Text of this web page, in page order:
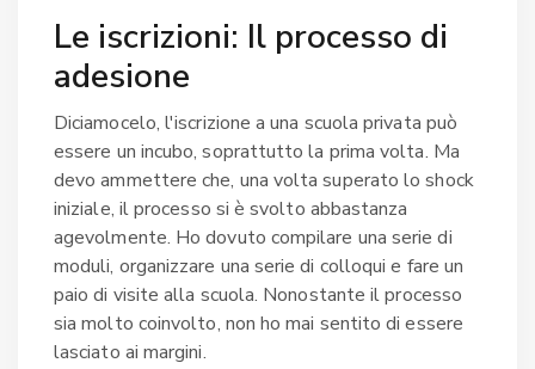
Le iscrizioni: Il processo di
adesione
Diciamocelo, l'iscrizione a una scuola privata può
essere un incubo, soprattutto la prima volta. Ma
devo ammettere che, una volta superato lo shock
iniziale, il processo si è svolto abbastanza
agevolmente. Ho dovuto compilare una serie di
moduli, organizzare una serie di colloqui e fare un
paio di visite alla scuola. Nonostante il processo
sia molto coinvolto, non ho mai sentito di essere
lasciato ai margini.